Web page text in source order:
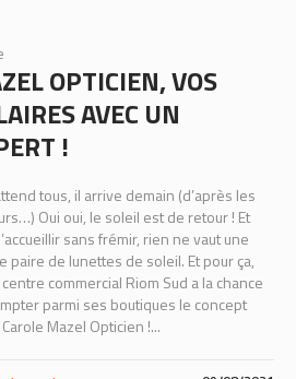
OPTICIEN, VOS
AVEC UN
!
tous, il arrive demain (d’après les
Oui oui, le soleil est de retour ! Et
sans frémir, rien ne vaut une
paire de lunettes de soleil. Et pour ça,
commercial Riom Sud a la chance
parmi ses boutiques le concept
Mazel Opticien !...